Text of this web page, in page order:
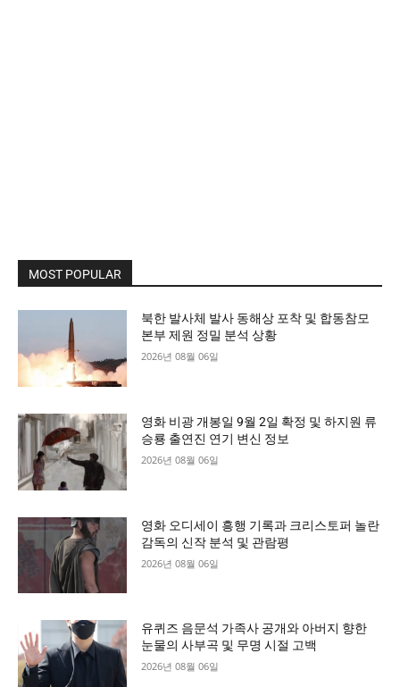
MOST POPULAR
북한 발사체 발사 동해상 포착 및 합동참모
본부 제원 정밀 분석 상황
2026년 08월 06일
영화 비광 개봉일 9월 2일 확정 및 하지원 류
승룡 출연진 연기 변신 정보
2026년 08월 06일
영화 오디세이 흥행 기록과 크리스토퍼 놀란
감독의 신작 분석 및 관람평
2026년 08월 06일
유퀴즈 음문석 가족사 공개와 아버지 향한
눈물의 사부곡 및 무명 시절 고백
2026년 08월 06일